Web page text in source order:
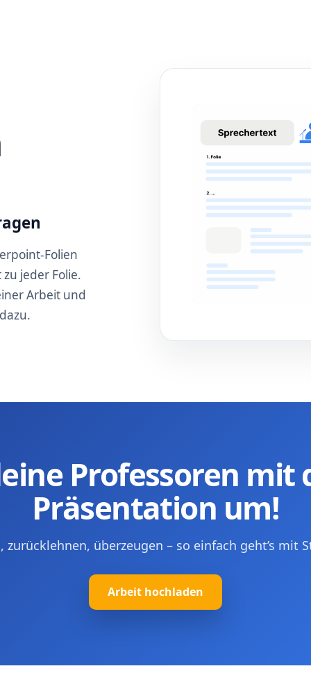
Folien
jeder Folie.
Arbeit und
Professoren mit
Präsentation um!
zurücklehnen, überzeugen – so einfach geht’s mit
Arbeit hochladen